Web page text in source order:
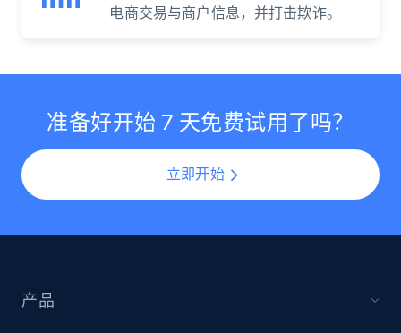
电商交易与商户信息，并打击欺诈。
准备好开始 7 天免费试用了吗？
立即开始
产品